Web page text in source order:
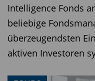
Intelligence Fonds
beliebige
überzeugendsten
aktiven Investoren